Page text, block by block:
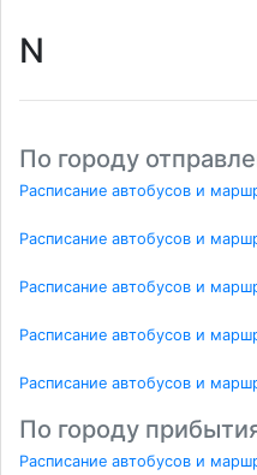
N
По городу
Расписание автобусов и
Расписание автобусов и
Расписание автобусов и
Расписание автобусов и
Расписание автобусов и
По городу
Расписание автобусов и